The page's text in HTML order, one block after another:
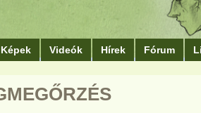
Képek Videók Hírek Fórum